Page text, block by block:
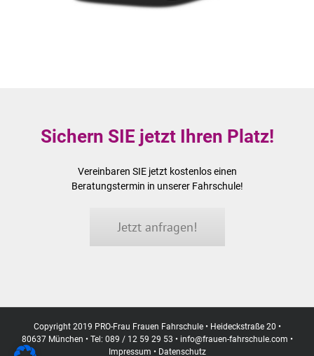
Sichern SIE jetzt Ihren Platz!
Vereinbaren SIE jetzt kostenlos einen
Beratungstermin in unserer Fahrschule!
Jetzt anfragen!
Copyright 2019 PRO-Frau Frauen Fahrschule • Heideckstraße 20 •
80637 München • Tel: 089 / 12 59 29 53 • info@frauen-fahrschule.com •
Impressum • Datenschutz